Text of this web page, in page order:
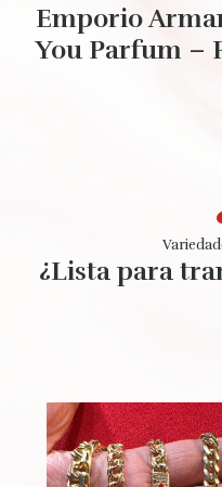
Emporio
You Parfum –
¿Lista para